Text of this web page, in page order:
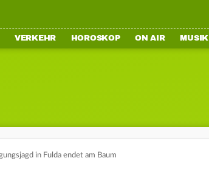
VERKEHR HOROSKOP ON AIR MUSIK
in Fulda endet am Baum